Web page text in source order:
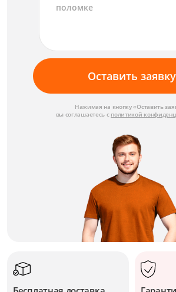
Оставить заявку
Нажимая на кнопку «Оставить
вы соглашаетесь с политикой